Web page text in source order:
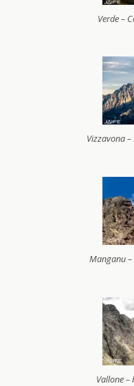
Verde –
Vizzavona
Manganu –
Vallone –